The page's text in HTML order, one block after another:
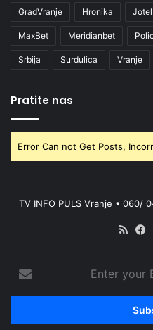
GradVranje Hronika Jotel
MaxBet Meridianbet
Srbija Surdulica Vranje
Pratite nas
Error Can not Get Posts,
TV INFO PULS Vranje • 060/
RSS
your
Email